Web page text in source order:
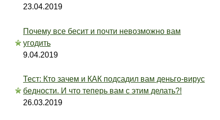
23.04.2019
Почему все бесит и почти невозможно вам
угодить
9.04.2019
Тест: Кто зачем и КАК подсадил вам деньго-вирус
бедности. И что теперь вам с этим делать?!
26.03.2019